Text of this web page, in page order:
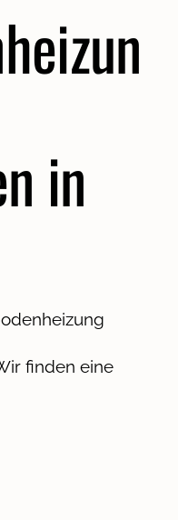
in
finden eine